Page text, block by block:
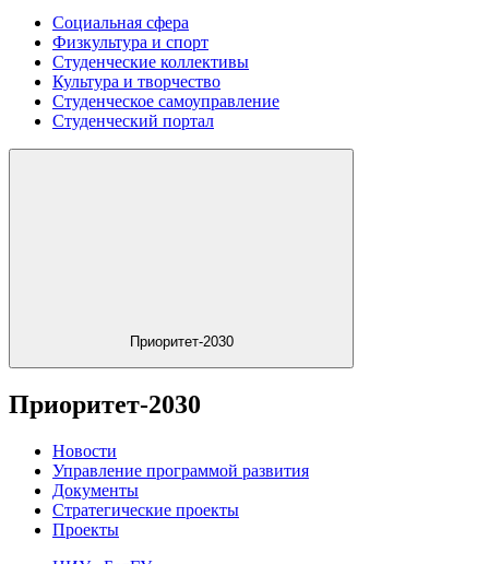
Социальная сфера
Физкультура и спорт
Студенческие коллективы
Культура и творчество
Студенческое самоуправление
Студенческий портал
Приоритет-2030
Приоритет-2030
Новости
Управление программой развития
Документы
Стратегические проекты
Проекты